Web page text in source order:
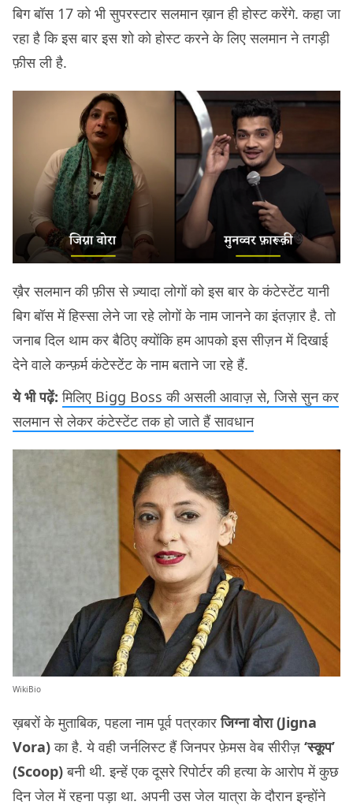
बिग बॉस 17 को भी सुपरस्टार सलमान ख़ान ही होस्ट करेंगे. कहा जा
रहा है कि इस बार इस शो को होस्ट करने के लिए सलमान ने तगड़ी
फ़ीस ली है.
ख़ैर सलमान की फ़ीस से ज़्यादा लोगों को इस बार के कंटेस्टेंट यानी
बिग बॉस में हिस्सा लेने जा रहे लोगों के नाम जानने का इंतज़ार है. तो
जनाब दिल थाम कर बैठिए क्योंकि हम आपको इस सीज़न में दिखाई
देने वाले कन्फ़र्म कंटेस्टेंट के नाम बताने जा रहे हैं.
ये भी पढ़ें: मिलिए Bigg Boss की असली आवाज़ से, जिसे सुन कर
सलमान से लेकर कंटेस्टेंट तक हो जाते हैं सावधान
WikiBio
ख़बरों के मुताबिक, पहला नाम पूर्व पत्रकारजिग्ना वोरा (Jigna
Vora)का है. ये वही जर्नलिस्ट हैं जिनपर फ़ेमस वेब सीरीज़ ‘स्कूप’
(Scoop)बनी थी. इन्हें एक दूसरे रिपोर्टर की हत्या के आरोप में कुछ
दिन जेल में रहना पड़ा था. अपनी उस जेल यात्रा के दौरान इन्होंने